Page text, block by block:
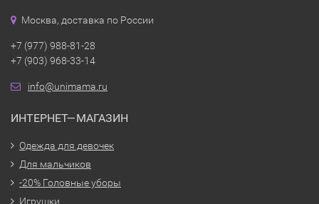
Москва, доставка по России
+7 (977) 988-81-28
+7 (903) 968-33-14
info@unimama.ru
ИНТЕРНЕТ—МАГАЗИН
Одежда для девочек
Для мальчиков
-20% Головные уборы
Игрушки